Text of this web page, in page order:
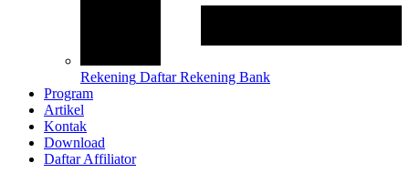
Rekening Daftar Rekening Bank
Program
Artikel
Kontak
Download
Daftar Affiliator